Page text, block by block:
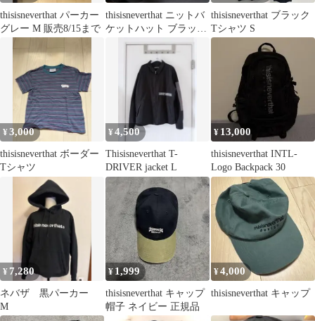
thisisneverthat パーカー
グレー M 販売8/15まで
thisisneverthat ニットバ
ケットハット ブラック
ホワイト
thisisneverthat ブラック
Tシャツ S
¥3,000
thisisneverthat ボーダー
Tシャツ
¥4,500
Thisisneverthat T-
DRIVER jacket L
¥ 13,000
thisisneverthat INTL-
Logo Backpack 30
¥ 7,280
ネバザ 黒パーカー
M
¥ 1,999
thisisneverthat キャップ
帽子 ネイビー 正規品
¥4,000
thisisneverthat キャップ